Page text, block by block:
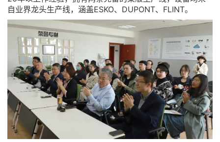
自业界龙头生产线，涵盖ESKO、DUPONT、FLINT。